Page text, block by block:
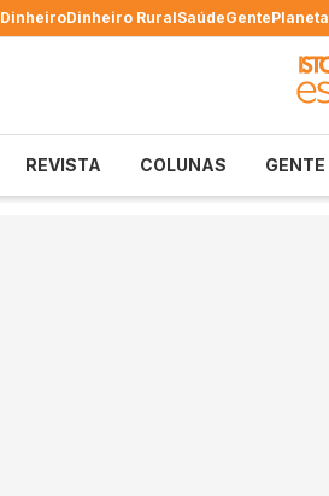
DinheiroDinheiro RuralSaúdeGentePlaneta
REVISTA COLUNAS GENTE